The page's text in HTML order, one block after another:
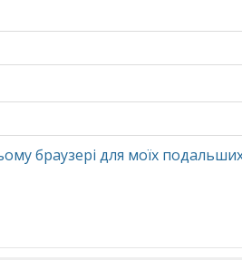
браузері для моїх